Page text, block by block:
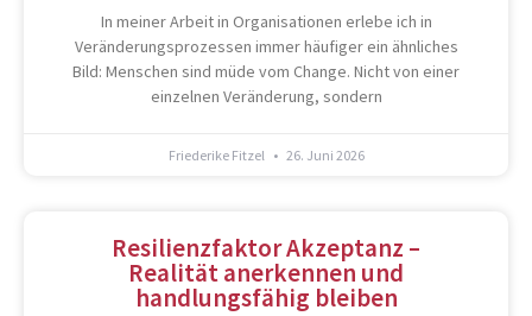
In meiner Arbeit in Organisationen erlebe ich in
Veränderungsprozessen immer häufiger ein ähnliches
Bild: Menschen sind müde vom Change. Nicht von einer
einzelnen Veränderung, sondern
Friederike Fitzel 26. Juni 2026
Resilienzfaktor Akzeptanz –
Realität anerkennen und
handlungsfähig bleiben